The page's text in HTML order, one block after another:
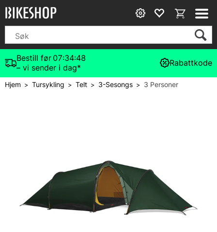
Bestill før 07:34:47
– vi sender i dag*
Rabattkode
Hjem>Tursykling >Telt> 3-Sesongs> 3 Personer